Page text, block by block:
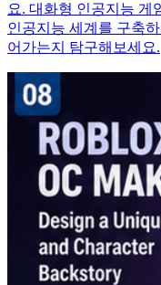
요. 대화형 인공지능 게
인공지능 세계를 구축
어가는지 탐구해보세요.